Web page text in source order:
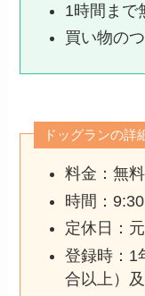
1時間まで
買い物の
ドッグランの詳
料金：無料
時間：
定休日：
登録時：1
合以上）